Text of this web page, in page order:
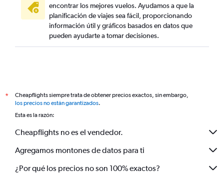
encontrar los mejores vuelos. Ayudamos a que la
planificación de viajes sea fácil, proporcionando
información útil y gráficos basados en datos que
pueden ayudarte a tomar decisiones.
*
Cheapflights siempre trata de obtener precios exactos, sin embargo,
los precios no están garantizados.
Esta es la razón:
Cheapflights no es el vendedor.
Agregamos montones de datos para ti
¿Por qué los precios no son 100% exactos?